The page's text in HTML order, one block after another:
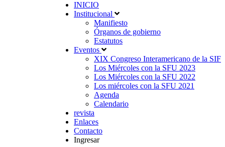
INICIO
Institucional
Manifiesto
Órganos de gobierno
Estatutos
Eventos
XIX Congreso Interamericano de la SIF
Los Miércoles con la SFU 2023
Los Miércoles con la SFU 2022
Los miércoles con la SFU 2021
Agenda
Calendario
revista
Enlaces
Contacto
Ingresar